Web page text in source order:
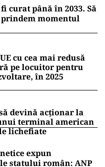
curat până în 2033. Să
momentul
cu cea mai redusă
pe locuitor pentru
în 2025
devină acționar la
terminal american
lichefiate
expun
statului român: ANP